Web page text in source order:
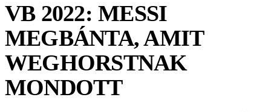
VB 2022: MESSI
MEGBÁNTA, AMIT
WEGHORSTNAK
MONDOTT